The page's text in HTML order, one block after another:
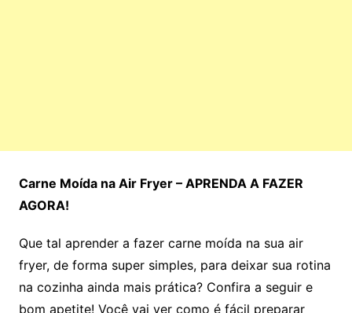
Carne Moída na Air Fryer – APRENDA A FAZER
AGORA!
Que tal aprender a fazer carne moída na sua air
fryer, de forma super simples, para deixar sua rotina
na cozinha ainda mais prática? Confira a seguir e
bom apetite! Você vai ver como é fácil preparar